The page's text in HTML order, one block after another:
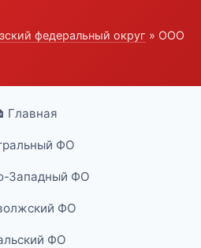
федеральный округ » ООО
Главная
ФО
Западный ФО
ФО
ФО